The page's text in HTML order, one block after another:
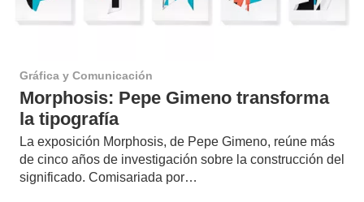
Gráfica y Comunicación
Morphosis: Pepe Gimeno transforma
la tipografía
La exposición Morphosis, de Pepe Gimeno, reúne más
de cinco años de investigación sobre la construcción del
significado. Comisariada por…